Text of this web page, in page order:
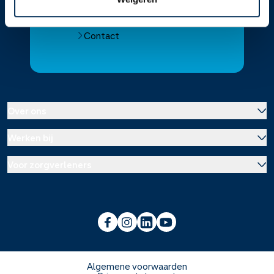
Alle Service Apotheken
Contact
Franchise informatie
Voorlichting scholen
Algemene voorwaarden